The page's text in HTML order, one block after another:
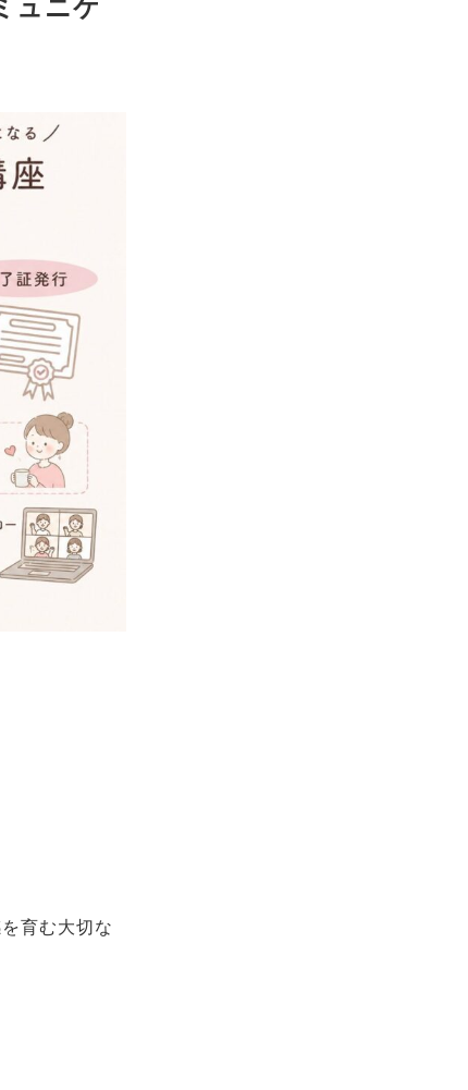
ュニケ
育む大切な